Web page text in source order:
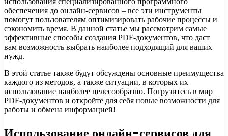
обеспечения до онлайн-сервисов – все эти инструменты
помогут пользователям оптимизировать рабочие процессы и
сэкономить время. В данной статье мы рассмотрим самые
эффективные способы создания PDF-документов, что даст
вам возможность выбрать наиболее подходящий для ваших
нужд.
В этой статье также будут обсуждены основные преимущества
каждого из методов, а также ситуации, в которых их
использование наиболее целесообразно. Погрузитесь в мир
PDF-документов и откройте для себя новые возможности для
работы и обмена информацией!